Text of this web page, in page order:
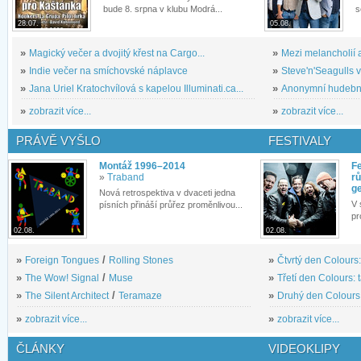
28.07.
bude 8. srpna v klubu Modrá...
» Magický večer a dvojitý křest na Cargo...
» Indie večer na smíchovské náplavce
» Jana Uriel Kratochvílová s kapelou Illuminati.ca...
» zobrazit více...
05.08.
» Mezi melancholií
» Steve'n'Seagulls
» Anonymní
» zobrazit více...
PRÁVĚ VYŠLO
02.08.
Montáž 1996–2014
» Traband
Nová retrospektiva v dvaceti jedna
písních přináší průřez proměnlivou...
» Foreign Tongues / Rolling Stones
» The Wow! Signal / Muse
» The Silent Architect/ Teramaze
» zobrazit více...
FESTIVALY
02.08.
V
» Čtvrtý den
» Třetí den Colours:
» Druhý den
» zobrazit více...
ČLÁNKY VIDEOKLIPY